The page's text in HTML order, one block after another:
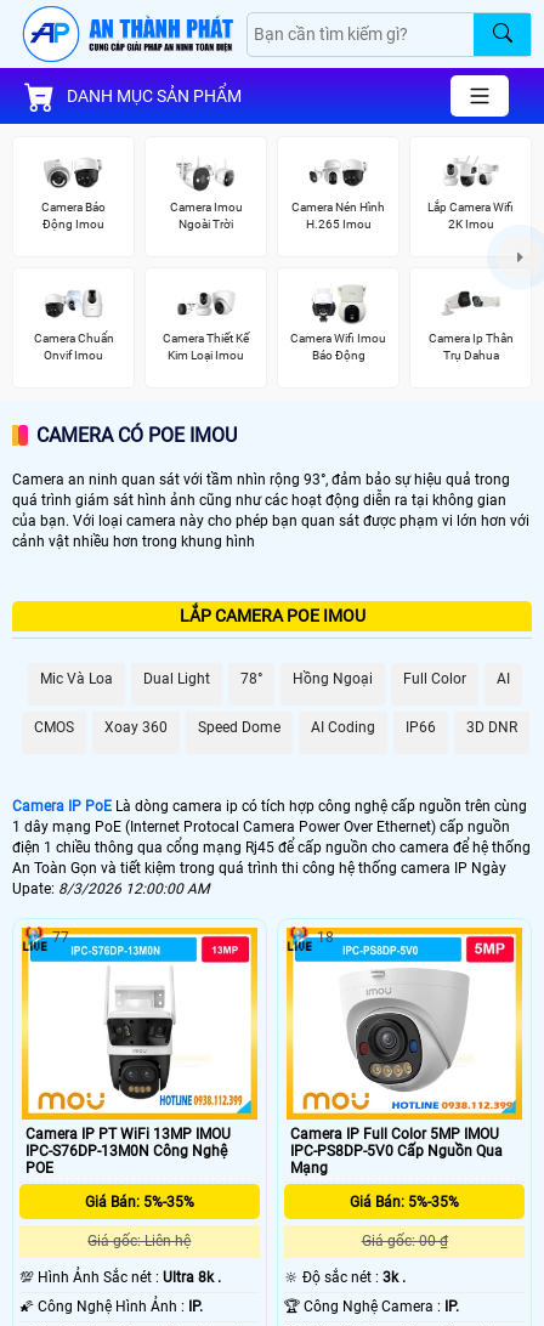
DANH MỤC SẢN PHẨM
Camera Báo
Động Imou
Camera Imou
Ngoài Trời
Camera Nén Hình
H.265 Imou
Lắp Camera Wifi
2K Imou
Camera Chuẩn
Onvif Imou
Camera Thiết Kế
Kim Loại Imou
Camera Wifi Imou
Báo Động
Camera Ip Thân
Trụ Dahua
CAMERA CÓ POE IMOU
Camera an ninh quan sát với tầm nhìn rộng 93°, đảm bảo sự hiệu quả trong
quá trình giám sát hình ảnh cũng như các hoạt động diễn ra tại không gian
của bạn. Với loại camera này cho phép bạn quan sát được phạm vi lớn hơn với
cảnh vật nhiều hơn trong khung hình
LẮP CAMERA POE IMOU
Mic Và Loa Dual Light 78° Hồng Ngoại Full Color AI
CMOS Xoay 360 Speed Dome AI Coding IP66 3D DNR
Camera IP PoE Là dòng camera ip có tích hợp công nghệ cấp nguồn trên cùng
1 dây mạng PoE (Internet Protocal Camera Power Over Ethernet) cấp nguồn
điện 1 chiều thông qua cổng mạng Rj45 để cấp nguồn cho camera để hệ thống
An Toàn Gọn và tiết kiệm trong quá trình thi công hệ thống camera IP Ngày
Upate: 8/3/2026 12:00:00 AM
Camera IP PT WiFi 13MP IMOU
IPC-S76DP-13M0N Công Nghệ
POE
Giá Bán: 5%-35%
Giá gốc: Liên hệ
💯 Hình Ảnh Sắc nét : Ultra 8k .
🌠 Công Nghệ Hình Ảnh :
IP.
77
Camera IP Full Color 5MP IMOU
IPC-PS8DP-5V0 Cấp Nguồn Qua
Mạng
Giá Bán: 5%-35%
Giá gốc: 00 ₫
🔆 Độ sắc nét :3k .
🏆 Công Nghệ Camera :
IP.
18